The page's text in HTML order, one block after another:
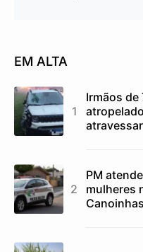
EM ALTA
Irmãos de
PM
mulheres
Canoinhas